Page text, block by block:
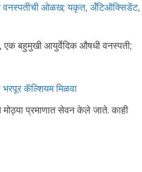
ओळख; यकृत, अँटिऑक्सिडेंट,
एक बहुमुखी आयुर्वेदिक औषधी वनस्पती;
भरपूर कॅल्शियममिळवा
प्रमाणात सेवन केले जाते. काही